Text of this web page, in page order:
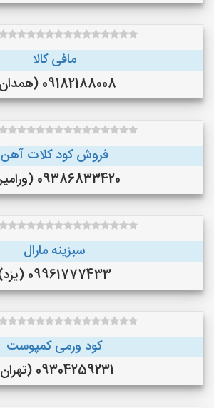
مافی کالا
09182188008 (همدان)
فروش کود کلات آهن
09386833420 (ورامین)
سبزینه مارال
09961777433 (یزد)
کود ورمی کمپوست
09304259231 (تهران)